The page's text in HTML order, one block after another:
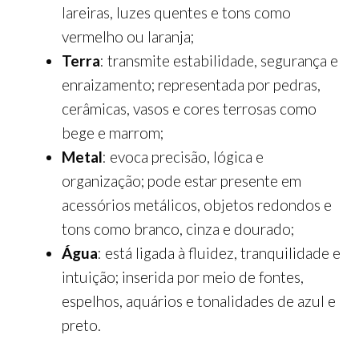
lareiras, luzes quentes e tons como
vermelho ou laranja;
Terra: transmite estabilidade, segurança e
enraizamento; representada por pedras,
cerâmicas, vasos e cores terrosas como
bege e marrom;
Metal: evoca precisão, lógica e
organização; pode estar presente em
acessórios metálicos, objetos redondos e
tons como branco, cinza e dourado;
Água: está ligada à fluidez, tranquilidade e
intuição; inserida por meio de fontes,
espelhos, aquários e tonalidades de azul e
preto.